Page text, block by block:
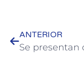
ANTERIOR